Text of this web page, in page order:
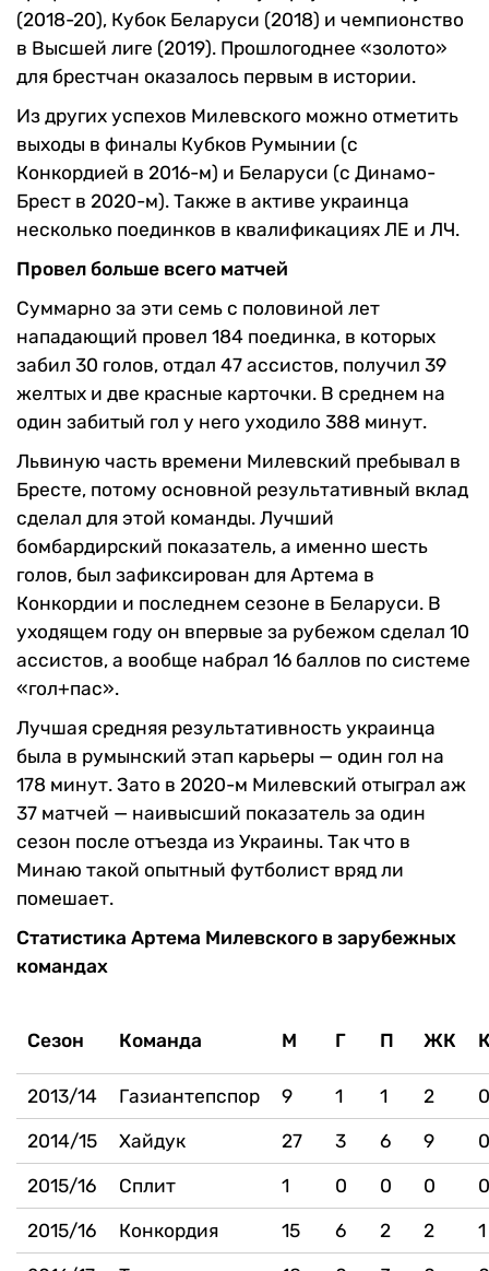
(2018-20), Кубок Беларуси (2018) и чемпионство
в Высшей лиге (2019). Прошлогоднее «золото»
для брестчан оказалось первым в истории.
Из других успехов Милевского можно отметить
выходы в финалы Кубков Румынии (с
Конкордией в 2016-м) и Беларуси (с Динамо-
Брест в 2020-м). Также в активе украинца
несколько поединков в квалификациях ЛЕ и ЛЧ.
Провел больше всего матчей
Суммарно за эти семь с половиной лет
нападающий провел 184 поединка, в которых
забил 30 голов, отдал 47 ассистов, получил 39
желтых и две красные карточки. В среднем на
один забитый гол у него уходило 388 минут.
Львиную часть времени Милевский пребывал в
Бресте, потому основной результативный вклад
сделал для этой команды. Лучший
бомбардирский показатель, а именно шесть
голов, был зафиксирован для Артема в
Конкордии и последнем сезоне в Беларуси. В
уходящем году он впервые за рубежом сделал 10
ассистов, а вообще набрал 16 баллов по системе
«гол+пас».
Лучшая средняя результативность украинца
была в румынский этап карьеры — один гол на
178 минут. Зато в 2020-м Милевский отыграл аж
37 матчей — наивысший показатель за один
сезон после отъезда из Украины. Так что в
Минаю такой опытный футболист вряд ли
помешает.
Статистика Артема Милевского в зарубежных
командах
Сезон Команда М Г П ЖК
2013/14 Газиантепспор 9 1 1 2 0
2014/15 Хайдук 27 3 6 9 0
2015/16 Сплит 1 0 0 0 0
2015/16 Конкордия 15 6 2 2 1